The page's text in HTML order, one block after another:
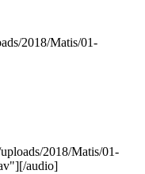
2018/Matis/01-
audio]